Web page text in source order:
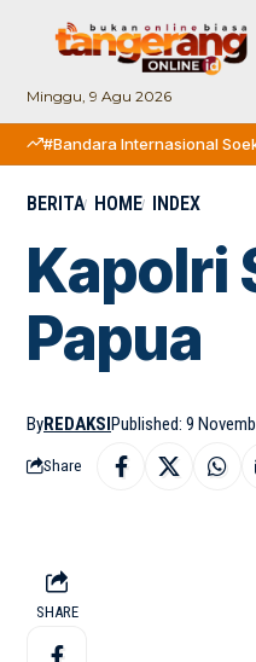
Minggu, 9 Agu 2026
#Bandara Internasional
BERITA HOME INDEX
Kapolri
Papua
ByREDAKSIPublished: 9
Share
SHARE